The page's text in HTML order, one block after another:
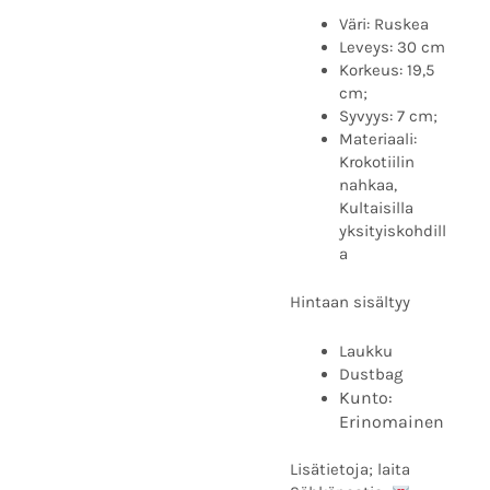
Väri: Ruskea
Leveys: 30 cm
Korkeus: 19,5
cm;
Syvyys: 7 cm;
Materiaali:
Krokotiilin
nahkaa,
Kultaisilla
yksityiskohdill
a
Hintaan sisältyy
Laukku
Dustbag
Kunto:
Erinomainen
Lisätietoja; laita